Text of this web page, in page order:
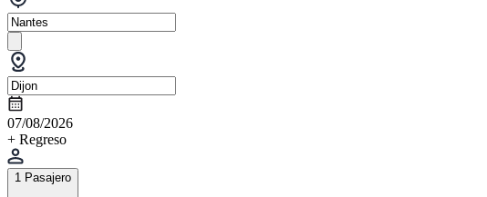
07/08/2026
+ Regreso
1 Pasajero